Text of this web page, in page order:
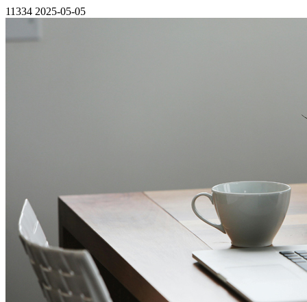
11334 2025-05-05